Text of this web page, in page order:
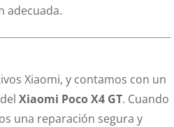
adecuada.
Xiaomi, y contamos con un
delXiaomi Poco X4 GT. Cuando
una reparación segura y